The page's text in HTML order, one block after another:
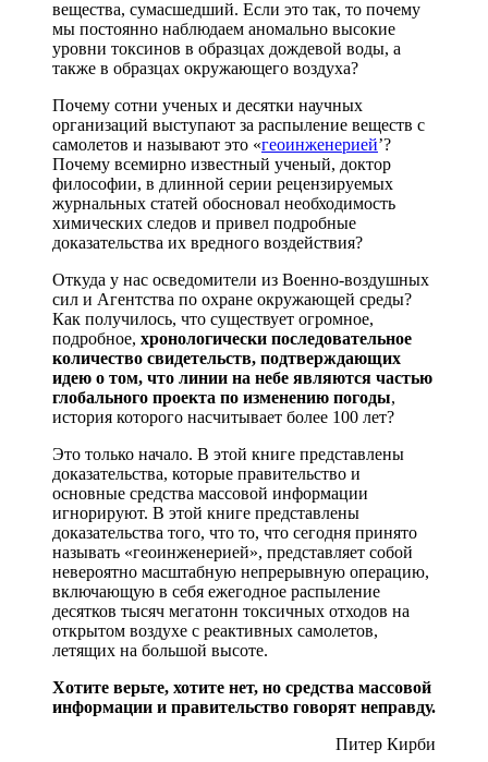
вещества, сумасшедший. Если это так, то почему
мы постоянно наблюдаем аномально высокие
уровни токсинов в образцах дождевой воды, а
также в образцах окружающего воздуха?
Почему сотни ученых и десятки научных
организаций выступают за распыление веществ с
самолетов и называют это «геоинженерией’?
Почему всемирно известный ученый, доктор
философии, в длинной серии рецензируемых
журнальных статей обосновал необходимость
химических следов и привел подробные
доказательства их вредного воздействия?
Откуда у нас осведомители из Военно-воздушных
сил и Агентства по охране окружающей среды?
Как получилось, что существует огромное,
подробное, хронологически последовательное
количество свидетельств, подтверждающих
идею о том, что линии на небе являются частью
глобального проекта по изменению погоды,
история которого насчитывает более 100 лет?
Это только начало. В этой книге представлены
доказательства, которые правительство и
основные средства массовой информации
игнорируют. В этой книге представлены
доказательства того, что то, что сегодня принято
называть «геоинженерией», представляет собой
невероятно масштабную непрерывную операцию,
включающую в себя ежегодное распыление
десятков тысяч мегатонн токсичных отходов на
открытом воздухе с реактивных самолетов,
летящих на большой высоте.
Хотите верьте, хотите нет, но средства массовой
информации и правительство говорят неправду.
Питер Кирби